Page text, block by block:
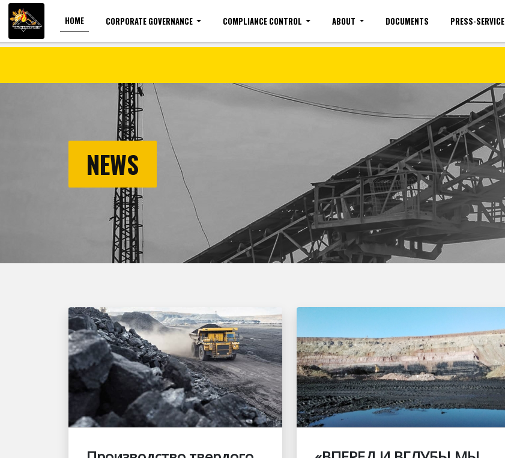
For the visually impaired Font size Site map Mobile version Vacancies(common)
HOME CORPORATE GOVERNANCE COMPLIANCE CONTROL ABOUT DOCUMENTS PRESS-SERVICE
NEWS